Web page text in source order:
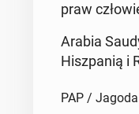
praw
Arabia
Hisz­pa­nią i
PAP /